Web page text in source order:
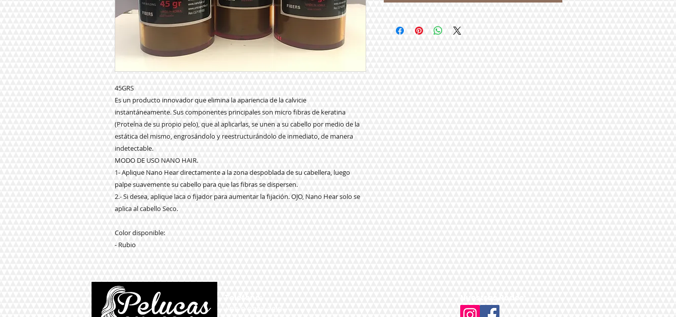
45GRS
Es un producto innovador que elimina la apariencia de la calvicie
instantáneamente. Sus componentes principales son micro fibras de keratina
(Proteína de su propio pelo), que al aplicarlas, se unen a su cabello por medio de la
estática del mismo, engrosándolo y reestructurándolo de inmediato, de manera
indetectable.
MODO DE USO NANO HAIR.
1- Aplique Nano Hear directamente a la zona despoblada de su cabellera, luego
palpe suavemente su cabello para que las fibras se dispersen.
2.- Si desea, aplique laca o fijador para aumentar la fijación. OJO, Nano Hear solo se
aplica al cabello Seco.
Color disponible:
- Rubio